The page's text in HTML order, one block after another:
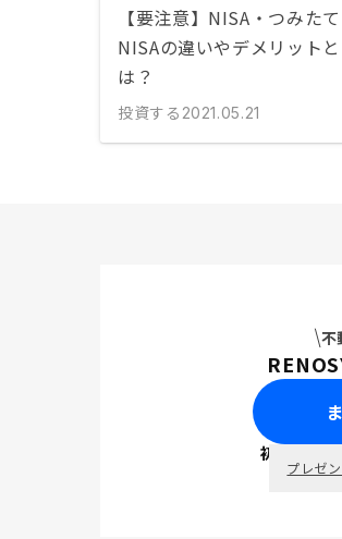
【要注意】NISA・つみたて
NISAの違いやデメリットと
は？
投資する 2021.05.21
不
初回面談で
プレゼ